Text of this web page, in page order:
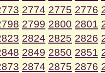
2774 2775 2776
2799 2800 2801
2824 2825 2826
2849 2850 2851
2874 2875 2876